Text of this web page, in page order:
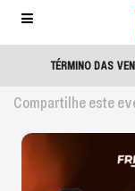
Observação:
este
site
sistema
acessibilidade.
TÉRMINO DAS
Compartilhe este